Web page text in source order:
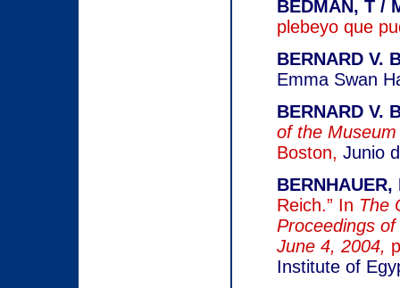
BEDMAN, T /
plebeyo que
BERNARD V.
Emma Swan
BERNARD V.
of the
Boston, Junio
Reich.” In The
Proceedings
June 4, 2004,
Institute of